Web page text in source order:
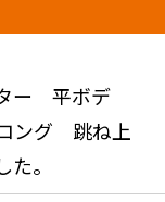
ー 平ボデ
ング 跳ね上
。